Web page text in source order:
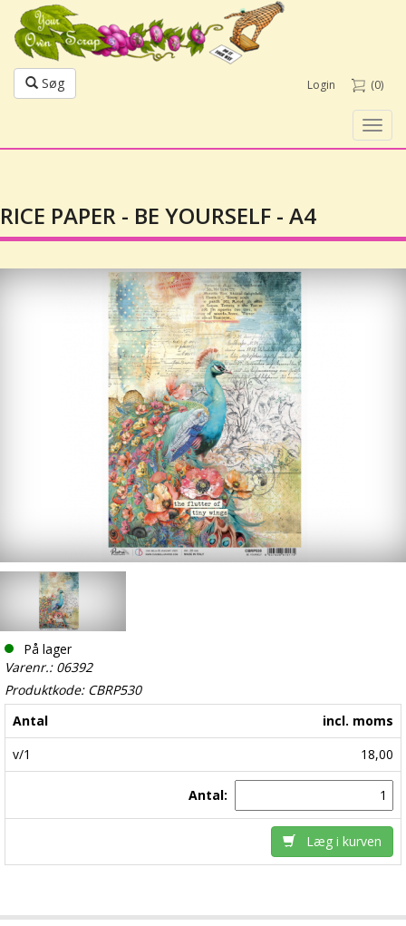
Søg Login (0)
RICE PAPER - BE YOURSELF - A4
På lager
Varenr.: 06392
Produktkode: CBRP530
Antal
incl. moms
v/1
18,00
Antal:
Læg i kurven